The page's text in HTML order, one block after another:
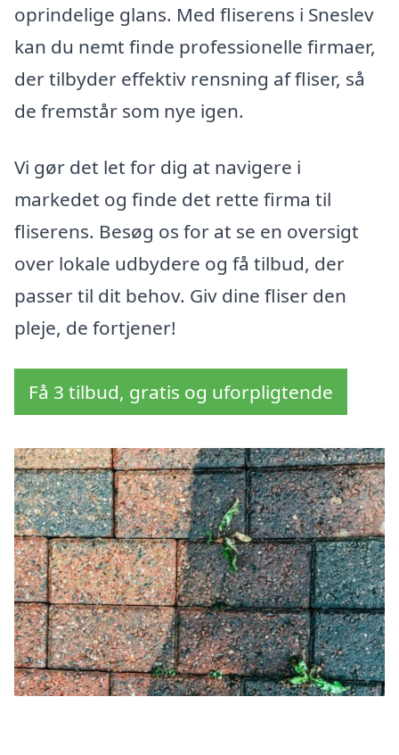
oprindelige glans. Med fliserens i Sneslev
kan du nemt finde professionelle firmaer,
der tilbyder effektiv rensning af fliser, så
de fremstår som nye igen.
Vi gør det let for dig at navigere i
markedet og finde det rette firma til
fliserens. Besøg os for at se en oversigt
over lokale udbydere og få tilbud, der
passer til dit behov. Giv dine fliser den
pleje, de fortjener!
Få 3 tilbud, gratis og uforpligtende